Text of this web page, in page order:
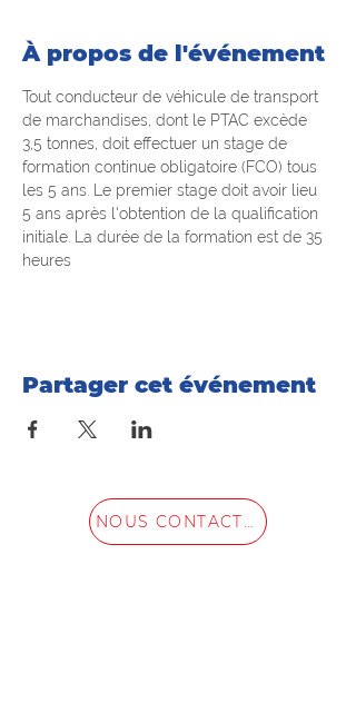
À propos de l'événement
Tout conducteur de véhicule de transport
de marchandises, dont le PTAC excède
3,5 tonnes, doit effectuer un stage de
formation continue obligatoire (FCO) tous
les 5 ans. Le premier stage doit avoir lieu
5 ans après l'obtention de la qualification
initiale. La durée de la formation est de 35
heures
Partager cet événement
NOUS CONTACTER